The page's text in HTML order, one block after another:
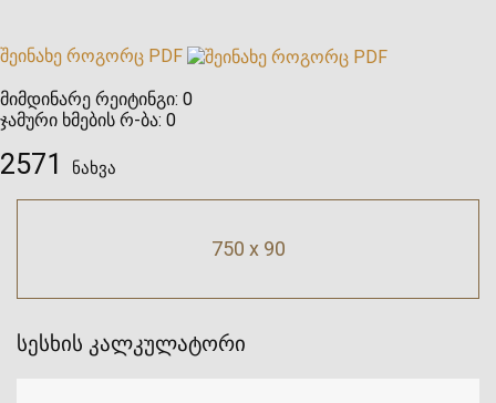
შეინახე როგორც PDF
მიმდინარე რეიტინგი: 0
ჯამური ხმების რ-ბა: 0
2571 ნახვა
750 x 90
სესხის კალკულატორი